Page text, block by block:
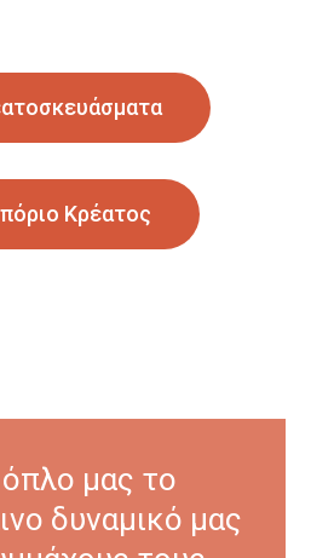
Κρέατος
μας το
δυναμικό μας